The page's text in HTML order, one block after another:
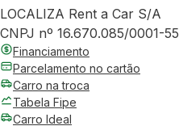
LOCALIZA Rent a Car S/A
CNPJ nº 16.670.085/0001-55
Financiamento
Parcelamento no cartão
Carro na troca
Tabela Fipe
Carro Ideal